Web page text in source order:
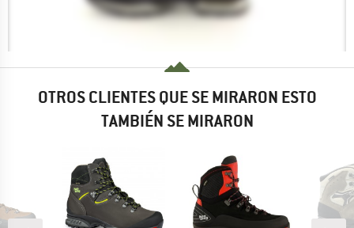
OTROS CLIENTES QUE SE MIRARON ESTO
TAMBIÉN SE MIRARON